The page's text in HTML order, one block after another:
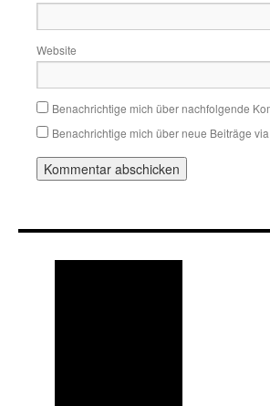
Website
Benachrichtige mich über nachfolgende
Benachrichtige mich über neue Beiträge